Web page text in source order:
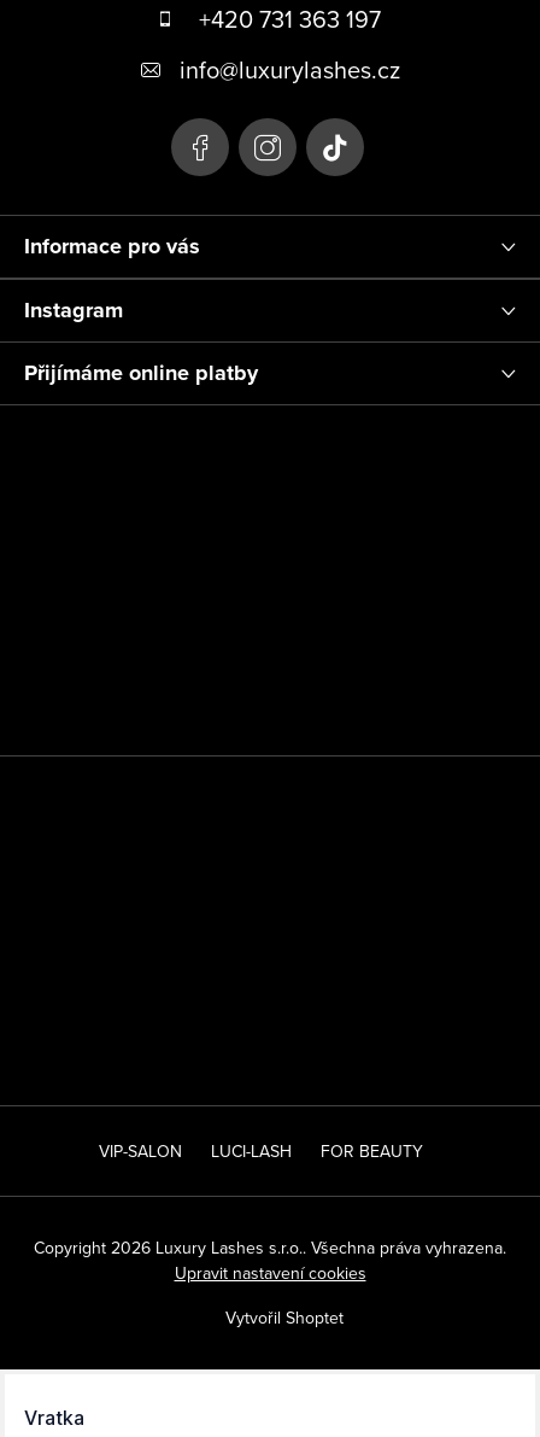
+420 731 363 197
info@luxurylashes.cz
Informace pro vás
Instagram
Přijímáme online platby
VIP-SALON LUCI-LASH FOR BEAUTY
Vytvořil Shoptet
Copyright 2026 Luxury Lashes s.r.o.. Všechna práva vyhrazena.
Upravit nastavení cookies